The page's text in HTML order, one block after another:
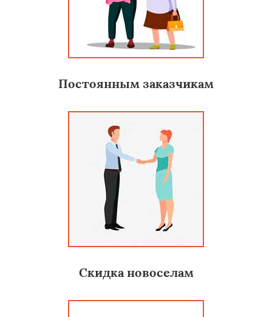
Постоянным заказчикам
Скидка новоселам